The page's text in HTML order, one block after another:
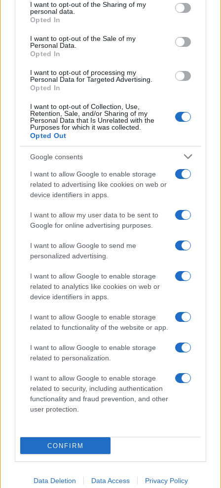
disclose it to other third parties.
Please note that this website/app uses one or more Google
services and may gather and store information including but
not limited to your visit or usage behaviour. You may click to
grant or deny consent to Google and its third-party tags to
consent section.
I want to opt-out of the Sharing of my
personal data.
Opted In
I want to opt-out of the Sale of my
Personal Data.
Opted In
I want to opt-out of processing my
Personal Data for Targeted Advertising.
Opted In
I want to opt-out of Collection, Use,
Retention, Sale, and/or Sharing of my
Personal Data that Is Unrelated with the
Purposes for which it was collected.
Opted Out
Google consents
I want to allow Google to enable storage
related to advertising like cookies on web or
device identifiers in apps.
I want to allow my user data to be sent to
Google for online advertising purposes.
I want to allow Google to send me
personalized advertising.
I want to allow Google to enable storage
related to analytics like cookies on web or
device identifiers in apps.
I want to allow Google to enable storage
related to functionality of the website or app.
I want to allow Google to enable storage
related to personalization.
I want to allow Google to enable storage
related to security, including authentication
functionality and fraud prevention, and other
user protection.
CONFIRM
Data Deletion Data Access Privacy Policy
FRASI
Frasi celebri
Frasi da condividere
Poesie
Frasi dei film
Frasi film più lette
Incipit dei film
Film più cercati
Frasi sul cinema
SERVIZI
Mappa del sito
Cookie Policy
Frasi suddivise per tema
Indice degli autori
Aforismi .meglio.it è l'archivio web dedicato a frasi,
aforismi e citazioni più grande del web (137.905 frasi in
database) • ©2005-2025 • La riproduzione dei testi è
consentita citando la fonte secondo la Licenza
il sito ricava una commissione sugli acquisti idonei. •
Contatti